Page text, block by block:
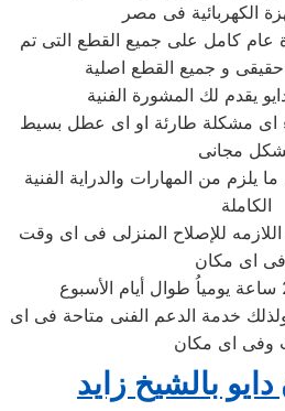
عام كامل على جميع القطع التى تم
يقدم لك المشورة الفنية
اى مشكلة طارئة او اى عطل بسيط
يلزم من المهارات والدراية الفنية
الكاملة
للإصلاح المنزلى فى اى وقت
ولذلك خدمة الدعم الفنى متاحة فى اى
بالشيخ زايد